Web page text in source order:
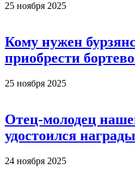
25 ноября 2025
Кому нужен
приобрести
25 ноября 2025
Отец-молодец
удостоился
24 ноября 2025